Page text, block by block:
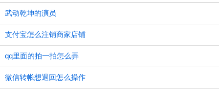
武动乾坤的演员
支付宝怎么注销商家店铺
qq里面的拍一拍怎么弄
微信转帐想退回怎么操作